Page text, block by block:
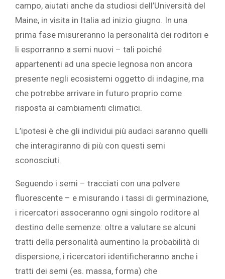
campo, aiutati anche da studiosi dell’Università del
Maine, in visita in Italia ad inizio giugno. In una
prima fase misureranno la personalità dei roditori e
li esporranno a semi nuovi – tali poiché
appartenenti ad una specie legnosa non ancora
presente negli ecosistemi oggetto di indagine, ma
che potrebbe arrivare in futuro proprio come
risposta ai cambiamenti climatici.
L’ipotesi è che gli individui più audaci saranno quelli
che interagiranno di più con questi semi
sconosciuti.
Seguendo i semi – tracciati con una polvere
fluorescente – e misurando i tassi di germinazione,
i ricercatori assoceranno ogni singolo roditore al
destino delle semenze: oltre a valutare se alcuni
tratti della personalità aumentino la probabilità di
dispersione, i ricercatori identificheranno anche i
tratti dei semi (es. massa, forma) che